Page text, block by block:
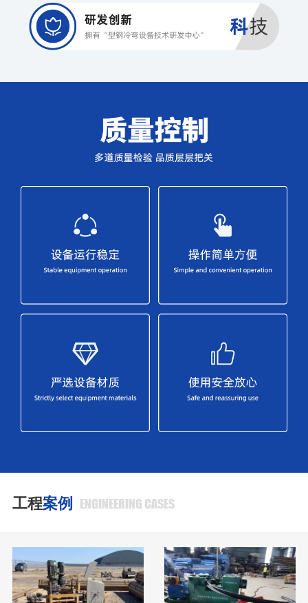
工程案例 ENGINEERING CASES